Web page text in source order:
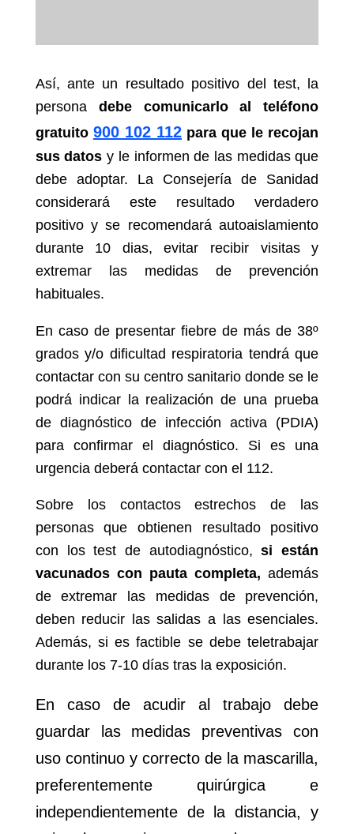
Así, ante un resultado positivo del test, la
persona debe comunicarlo al teléfono
gratuito 900 102 112para que le recojan
sus datos y le informen de las medidas que
debe adoptar. La Consejería de Sanidad
considerará este resultado verdadero
positivo y se recomendará autoaislamiento
durante 10 dias, evitar recibir visitas y
extremar las medidas de prevención
habituales.
En caso de presentar fiebre de más de 38º
grados y/o dificultad respiratoria tendrá que
contactar con su centro sanitario donde se le
podrá indicar la realización de una prueba
de diagnóstico de infección activa (PDIA)
para confirmar el diagnóstico. Si es una
urgencia deberá contactar con el 112.
Sobre los contactos estrechos de las
personas que obtienen resultado positivo
con los test de autodiagnóstico,si están
vacunados con pauta completa, además
de extremar las medidas de prevención,
deben reducir las salidas a las esenciales.
Además, si es factible se debe teletrabajar
durante los 7-10 días tras la exposición.
En caso de acudir al trabajo debe
guardar las medidas preventivas con
uso continuo y correcto de la mascarilla,
preferentemente quirúrgica e
independientemente de la distancia, y